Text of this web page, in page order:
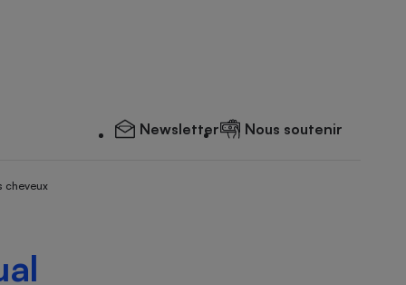
Newsletter Nous soutenir
cheveux